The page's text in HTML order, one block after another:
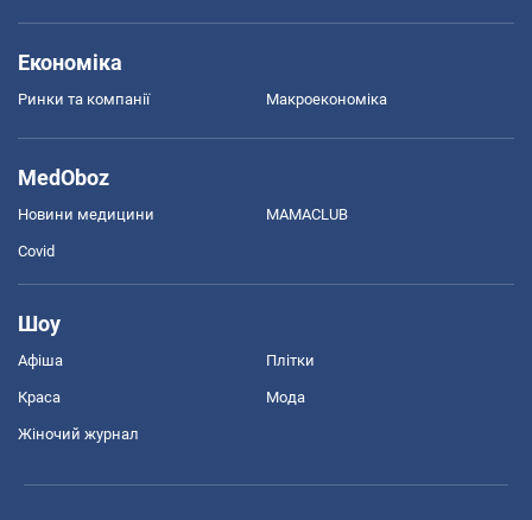
Економіка
Ринки та компанії Макроекономіка
MedOboz
Новини медицини MAMACLUB
Covid
Шоу
Афіша Плітки
Краса Мода
Жіночий журнал